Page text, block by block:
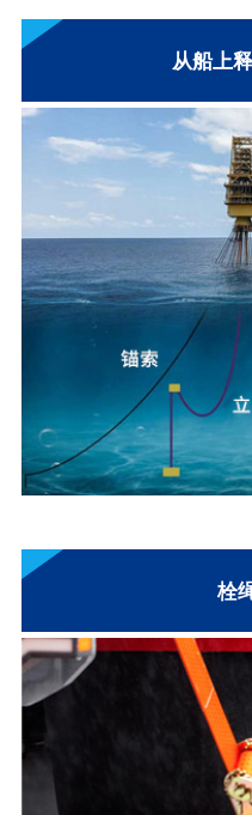
从船上
栓